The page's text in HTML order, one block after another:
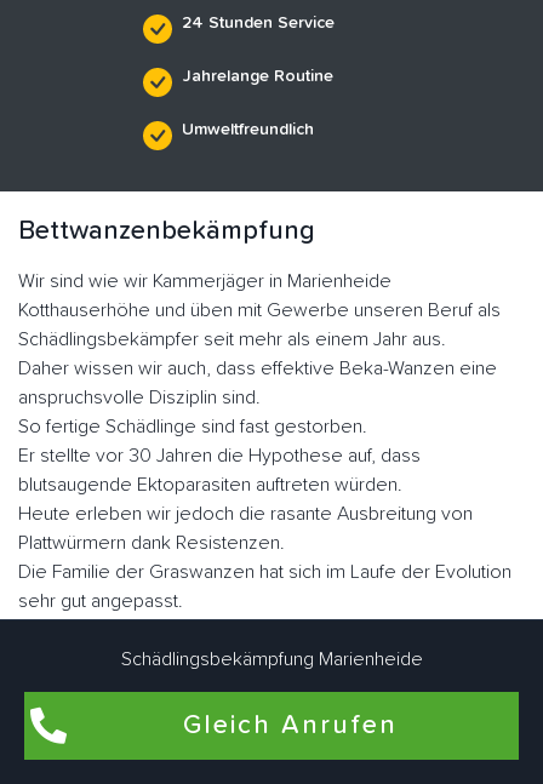
24 Stunden Service
Jahrelange Routine
Umweltfreundlich
Bettwanzenbekämpfung
Wir sind wie wir Kammerjäger in Marienheide
Kotthauserhöhe und üben mit Gewerbe unseren Beruf als
Schädlingsbekämpfer seit mehr als einem Jahr aus.
Daher wissen wir auch, dass effektive Beka-Wanzen eine
anspruchsvolle Disziplin sind.
So fertige Schädlinge sind fast gestorben.
Er stellte vor 30 Jahren die Hypothese auf, dass
blutsaugende Ektoparasiten auftreten würden.
Heute erleben wir jedoch die rasante Ausbreitung von
Plattwürmern dank Resistenzen.
Die Familie der Graswanzen hat sich im Laufe der Evolution
sehr gut angepasst.
geführt hat, dass er sich in vielen Ecken und Winkeln
versteckt hat, sein Augenlicht ist verkümmert.
Nicht lectularius, daher der Name, den der Klecks malte.
Wenn Sie sie schnell betrachten, ähneln sie in Größe und
Schädlingsbekämpfung Marienheide
Gleich Anrufen